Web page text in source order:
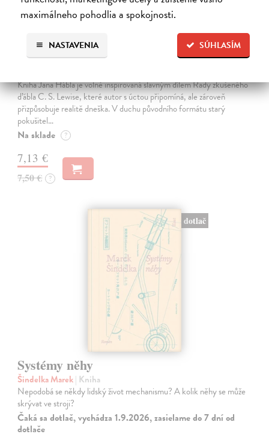
maximálneho pohodlia a spokojnosti.
SÚHLASÍM
NASTAVENIA
S ďáblem se nebavím. Ale on se baví se
mnou
Kniha Jana Hábla je volně inspirovaná slavným dílem Rady zkušeného
ďábla C. S. Lewise, které autor s úctou připomíná, ale zároveň
přizpůsobuje realitě dneška. V duchu původního formátu starý
pokušitel…
Na sklade ?
7,13 €
7,50 € ?
dotlač
Systémy něhy
Šindelka Marek| Kniha
Nepodobá se někdy lidský život mechanismu? A kolik něhy se může
skrývat ve stroji?
Čaká sa dotlač, vychádza 1.9.2026, zasielame do 7 dní od
dotlače